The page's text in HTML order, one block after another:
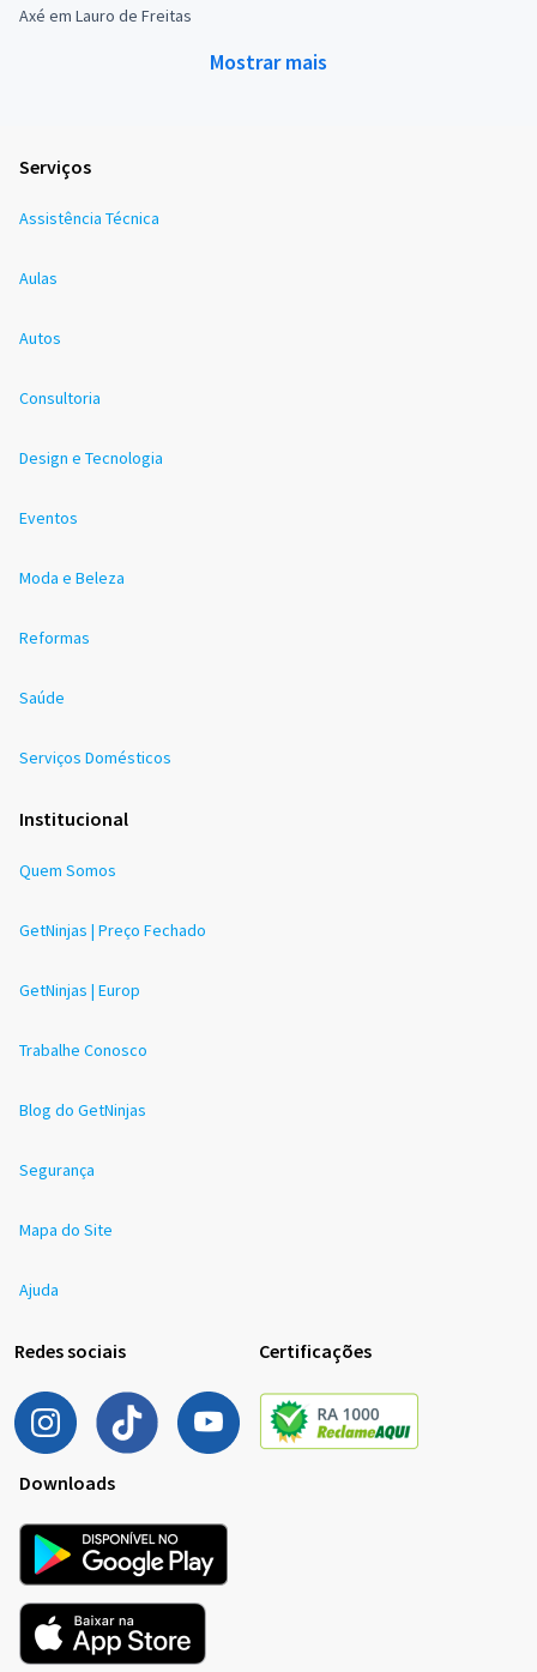
Axé em Lauro de Freitas
Mostrar mais
Serviços
Assistência Técnica
Aulas
Autos
Consultoria
Design e Tecnologia
Eventos
Moda e Beleza
Reformas
Saúde
Serviços Domésticos
Institucional
Quem Somos
GetNinjas | Preço Fechado
GetNinjas | Europ
Trabalhe Conosco
Blog do GetNinjas
Segurança
Mapa do Site
Ajuda
Redes sociais Certificações
Downloads